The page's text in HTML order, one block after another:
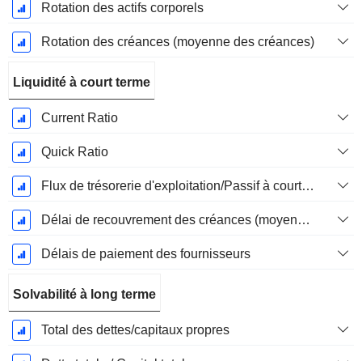
Rotation des actifs corporels
Rotation des créances (moyenne des créances)
Liquidité à court terme
Current Ratio
Quick Ratio
Flux de trésorerie d'exploitation/Passif à court terme
Délai de recouvrement des créances (moyenne des créances)
Délais de paiement des fournisseurs
Solvabilité à long terme
Total des dettes/capitaux propres